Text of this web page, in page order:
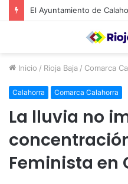
Inicio / Rioja Baja / Comarca
Calahorra Comarca Calahorra
La lluvia no
Feminista en